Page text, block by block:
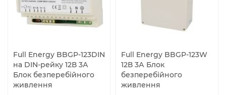
Full Energy BBGP-123DIN
на DIN-рейку 12В 3А
Блок безперебійного
живлення
Full Energy BBGP-123W
12В 3А Блок
безперебійного
живлення